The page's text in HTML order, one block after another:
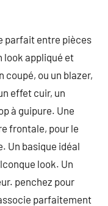
parfait entre pièces
look appliqué et
coupé, ou un blazer,
effet cuir, un
à guipure. Une
frontale, pour le
Un basique idéal
look. Un
penchez pour
parfaitement